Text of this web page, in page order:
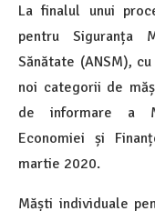
La finalul unui
pentru Siguranța
Sănătate (ANSM),
noi categorii de
de informare a
Economiei și
martie 2020.
Măști individuale